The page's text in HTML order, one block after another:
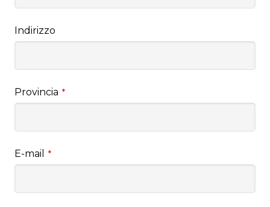
Indirizzo
Provincia *
E-mail *